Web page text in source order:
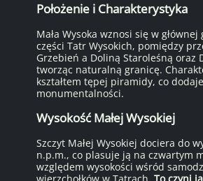
Położenie i Charakterystyka
Mała Wysoka wznosi się w
części Tatr Wysokich, pomiędzy
Grzebień a Doliną Staroleśną oraz
tworząc naturalną granicę.
kształtem tępej piramidy, co
monumentalności.
Wysokość Małej Wysokiej
Szczyt Małej Wysokiej dociera do
n.p.m., co plasuje ją na czwartym
względem wysokości wśród
wierzchołków w Tatrach. To czyni